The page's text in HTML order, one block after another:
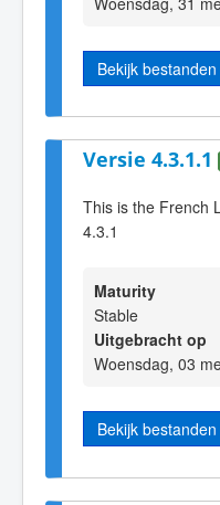
Bekijk bestanden
Versie 4.3.1.1
This is the French
4.3.1
Maturity
Stable
Uitgebracht op
Woensdag, 03
Bekijk bestanden